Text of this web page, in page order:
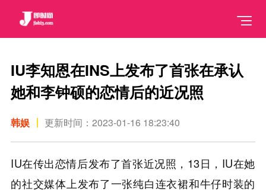
IU李知恩在INS上发布了首张在承认
她和李钟硕的恋情后的近况照
韩娱 更新时间：2023-01-16 18:23:40
IU在传出恋情后发布了首张近况照，13日，IU在她
的社交媒体上发布了一张纯白连衣裙和牛仔时装的